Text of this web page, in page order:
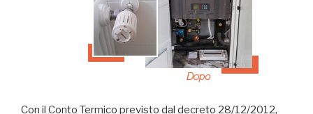
Con il Conto Termico previsto dal decreto 28/12/2012,